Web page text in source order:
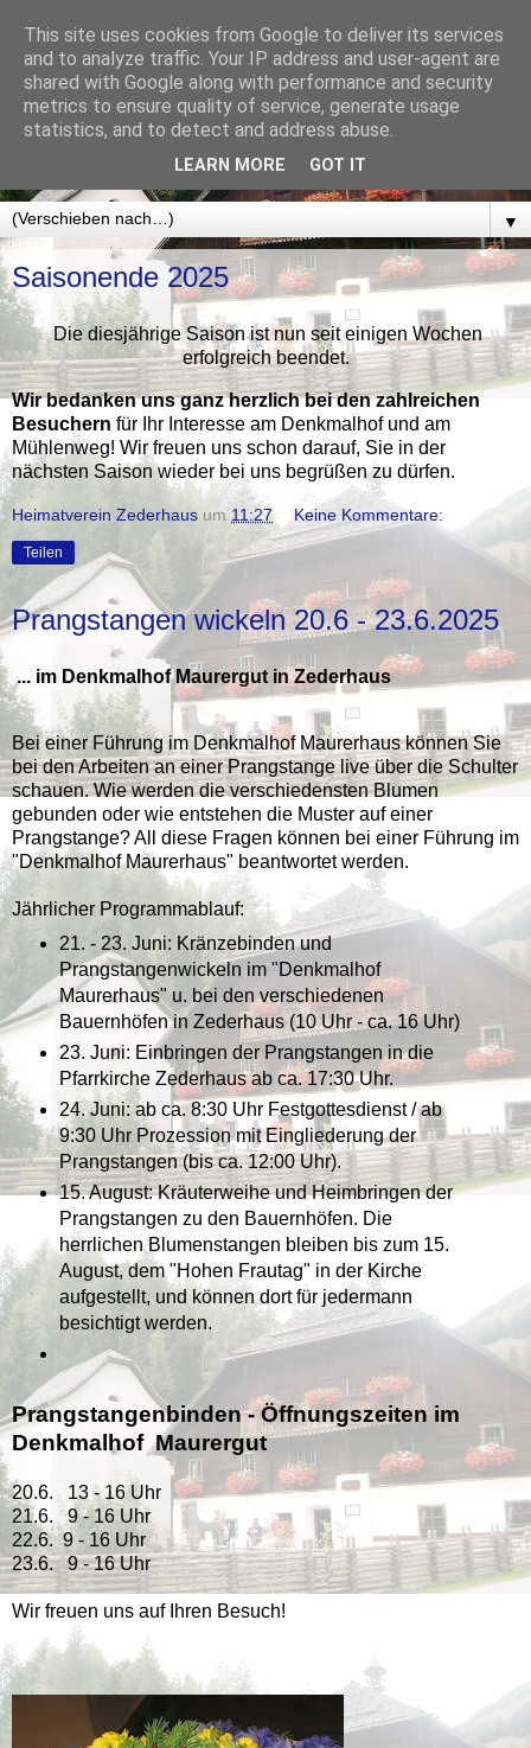
Denkmalhof Maurergut u.
Mühlenweg Zederhaus
Aktuelle Informationen vom Heimatverein Zederhaus
▼
Saisonende 2025
Die diesjährige Saison ist nun seit einigen Wochen
erfolgreich beendet.
Wir bedanken uns ganz herzlich bei den zahlreichen
Besuchern für Ihr Interesse am Denkmalhof und am
Mühlenweg! Wir freuen uns schon darauf, Sie in der
nächsten Saison wieder bei uns begrüßen zu dürfen.
Heimatverein Zederhaus um11:27 Keine Kommentare:
Teilen
Prangstangen wickeln 20.6 - 23.6.2025
... im Denkmalhof Maurergut in Zederhaus
Bei einer Führung im Denkmalhof Maurerhaus können Sie
bei den Arbeiten an einer Prangstange live über die Schulter
schauen. Wie werden die verschiedensten Blumen
gebunden oder wie entstehen die Muster auf einer
Prangstange? All diese Fragen können bei einer Führung im
"Denkmalhof Maurerhaus" beantwortet werden.
Jährlicher Programmablauf:
21. - 23. Juni: Kränzebinden und
Prangstangenwickeln im "Denkmalhof
Maurerhaus" u. bei den verschiedenen
Bauernhöfen in Zederhaus (10 Uhr - ca. 16 Uhr)
23. Juni: Einbringen der Prangstangen in die
Pfarrkirche Zederhaus ab ca. 17:30 Uhr.
24. Juni: ab ca. 8:30 Uhr Festgottesdienst / ab
9:30 Uhr Prozession mit Eingliederung der
Prangstangen (bis ca. 12:00 Uhr).
15. August: Kräuterweihe und Heimbringen der
Prangstangen zu den Bauernhöfen. Die
herrlichen Blumenstangen bleiben bis zum 15.
August, dem "Hohen Frautag" in der Kirche
aufgestellt, und können dort für jedermann
besichtigt werden.
Prangstangenbinden - Öffnungszeiten im
Denkmalhof Maurergut
20.6. 13 - 16 Uhr
21.6. 9 - 16 Uhr
22.6. 9 - 16 Uhr
23.6. 9 - 16 Uhr
Wir freuen uns auf Ihren Besuch!
This site uses cookies from Google to deliver its services
and to analyze traffic. Your IP address and user-agent are
shared with Google along with performance and security
metrics to ensure quality of service, generate usage
statistics, and to detect and address abuse.
LEARN MORE GOT IT